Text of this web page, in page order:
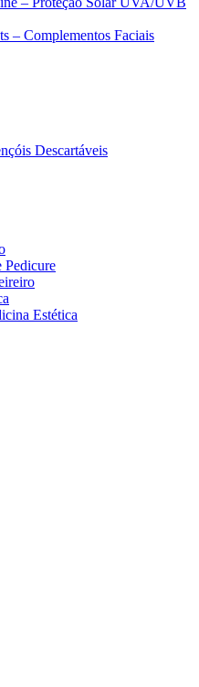
– Complementos Faciais
Descartáveis
Pedicure
Estética